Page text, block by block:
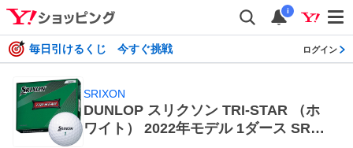
i
毎日引けるくじ 今すぐ挑戦 ログイン
SRIXON
DUNLOP スリクソン TRI-STAR （ホ
ワイト） 2022年モデル 1ダース SRIX